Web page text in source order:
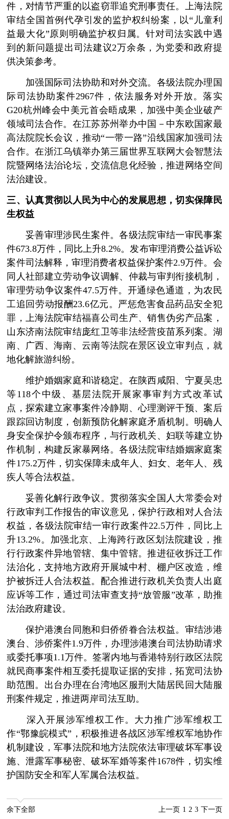
件，对情节严重的以盗窃罪追究刑事责任。上海法院
审结全国首例代孕引发的监护权纠纷案，以“儿童利
益最大化”原则明确监护权归属。针对司法实践中遇
到的新问题提出司法建议2万余条，为党委和政府提
供决策参考。
加强国际司法协助和对外交流。各级法院办理国
际司法协助案件2967件，依法服务对外开放。落实
G20杭州峰会中美元首会晤成果，加强中美企业破产
领域司法合作。在江苏苏州举办中国－中东欧国家最
高法院院长会议，推动“一带一路”沿线国家加强司法
合作。在浙江乌镇举办第三届世界互联网大会智慧法
院暨网络法治论坛，交流信息化经验，推进网络空间
法治建设。
三、认真贯彻以人民为中心的发展思想，切实保障民
生权益
妥善审理涉民生案件。各级法院审结一审民事案
件673.8万件，同比上升8.2%。发布审理消费公益诉讼
案件司法解释，审理消费者权益保护案件2.9万件。会
同人社部建立劳动争议调解、仲裁与审判衔接机制，
审理劳动争议案件47.5万件。开通绿色通道，为农民
工追回劳动报酬23.6亿元。严惩危害食品药品安全犯
罪，上海法院审结福喜公司生产、销售伪劣产品案，
山东济南法院审结庞红卫等非法经营疫苗系列案。湖
南、广西、海南、云南等法院在景区设立审判点，就
地化解旅游纠纷。
维护婚姻家庭和谐稳定。在陕西咸阳、宁夏吴忠
等118个中级、基层法院开展家事审判方式改革试
点，探索建立家事案件冷静期、心理测评干预、案后
跟踪回访制度，创新预防化解家庭矛盾机制。明确人
身安全保护令颁布程序，与行政机关、妇联等建立协
作机制，构建反家暴网络。各级法院审结婚姻家庭案
件175.2万件，切实保障未成年人、妇女、老年人、残
疾人等合法权益。
妥善化解行政争议。贯彻落实全国人大常委会对
行政审判工作报告的审议意见，保护行政相对人合法
权益，各级法院审结一审行政案件22.5万件，同比上
升13.2%。加强北京、上海跨行政区划法院建设，推
行行政案件异地管辖、集中管辖。推进征收拆迁工作
法治化，支持地方政府开展城中村、棚户区改造，维
护被拆迁人合法权益。配合推进行政机关负责人出庭
应诉等工作，通过司法审查支持“放管服”改革，助推
法治政府建设。
保护港澳台同胞和归侨侨眷合法权益。审结涉港
澳台、涉侨案件1.9万件，办理涉港澳台司法协助请求
或委托事项1.1万件。签署内地与香港特别行政区法院
就民商事案件相互委托提取证据的安排，拓宽司法协
助范围。出台办理在台湾地区服刑大陆居民回大陆服
刑案件规定，推进两岸司法互助。
深入开展涉军维权工作。大力推广涉军维权工
作“鄂豫皖模式”，积极推进各战区涉军维权军地协作
机制建设，军事法院和地方法院依法审理破坏军事设
施、泄露军事秘密、破坏军婚等案件1678件，切实维
护国防安全和军人军属合法权益。
余下全部 上一页 1 2 3 下一页